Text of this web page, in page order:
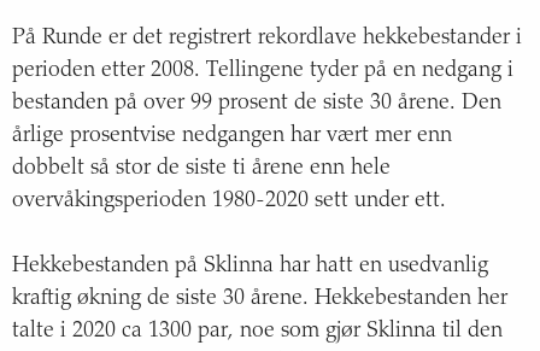
På Runde er det registrert rekordlave hekkebestander i
perioden etter 2008. Tellingene tyder på en nedgang i
bestanden på over 99 prosent de siste 30 årene. Den
årlige prosentvise nedgangen har vært mer enn
dobbelt så stor de siste ti årene enn hele
overvåkingsperioden 1980-2020 sett under ett.
Hekkebestanden på Sklinna har hatt en usedvanlig
kraftig økning de siste 30 årene. Hekkebestanden her
talte i 2020 ca 1300 par, noe som gjør Sklinna til den